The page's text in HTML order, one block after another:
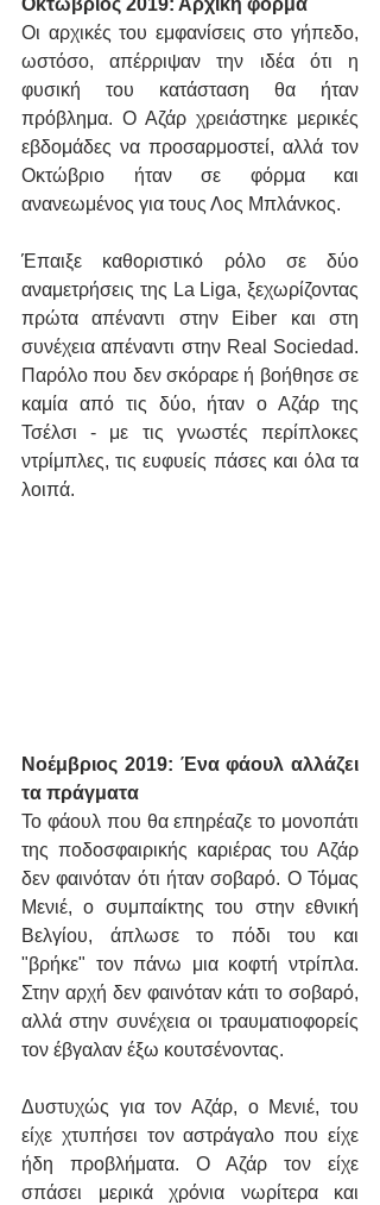
Οι αρχικές του εμφανίσεις στο γήπεδο,
ωστόσο, απέρριψαν την ιδέα ότι η
φυσική του κατάσταση θα ήταν
πρόβλημα. Ο Αζάρ χρειάστηκε μερικές
εβδομάδες να προσαρμοστεί, αλλά τον
Οκτώβριο ήταν σε φόρμα και
ανανεωμένος για τους Λος Μπλάνκος.
Έπαιξε καθοριστικό ρόλο σε δύο
αναμετρήσεις της La Liga, ξεχωρίζοντας
πρώτα απέναντι στην Eiber και στη
συνέχεια απέναντι στην Real Sociedad.
Παρόλο που δεν σκόραρε ή βοήθησε σε
καμία από τις δύο, ήταν ο Αζάρ της
Τσέλσι - με τις γνωστές περίπλοκες
ντρίμπλες, τις ευφυείς πάσες και όλα τα
λοιπά.
Νοέμβριος 2019: Ένα φάουλ αλλάζει
τα πράγματα
Το φάουλ που θα επηρέαζε το μονοπάτι
της ποδοσφαιρικής καριέρας του Αζάρ
δεν φαινόταν ότι ήταν σοβαρό. Ο Τόμας
Μενιέ, ο συμπαίκτης του στην εθνική
Βελγίου, άπλωσε το πόδι του και
"βρήκε" τον πάνω μια κοφτή ντρίπλα.
Στην αρχή δεν φαινόταν κάτι το σοβαρό,
αλλά στην συνέχεια οι τραυματιοφορείς
τον έβγαλαν έξω κουτσένοντας.
Δυστυχώς για τον Αζάρ, ο Μενιέ, του
είχε χτυπήσει τον αστράγαλο που είχε
ήδη προβλήματα. Ο Αζάρ τον είχε
σπάσει μερικά χρόνια νωρίτερα και